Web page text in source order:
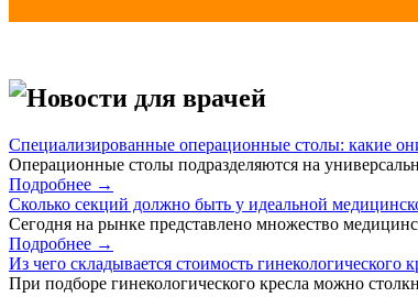
Новости для врачей
Специализированные операционные столы: какие
Операционные столы подразделяются на
Подробнее →
Сколько секций должно быть у идеальной
Сегодня на рынке представлено множество
Подробнее →
Из чего складывается стоимость гинекологического
При подборе гинекологического кресла можно